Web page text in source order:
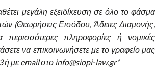
μεγάλη εξειδίκευση σε όλο το φάσμα
(Θεωρήσεις Εισόδου, Άδειες Διαμονής,
περισσότερες πληροφορίες ή νομικές
να επικοινωνήσετε με το γραφείο μας
ή με email στο info@siopi-law.gr*